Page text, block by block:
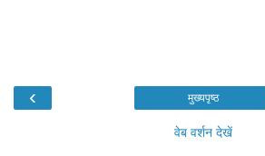
‹ मुख्यपृष्ठ
वेब वर्शन देखें